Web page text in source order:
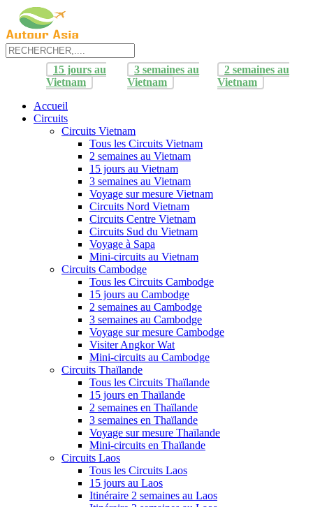
15 jours au
Vietnam
3 semaines au
Vietnam
2 semaines au
Vietnam
Accueil
Circuits
Circuits Vietnam
Tous les Circuits Vietnam
2 semaines au Vietnam
15 jours au Vietnam
3 semaines au Vietnam
Voyage sur mesure Vietnam
Circuits Nord Vietnam
Circuits Centre Vietnam
Circuits Sud du Vietnam
Voyage à Sapa
Mini-circuits au Vietnam
Circuits Cambodge
Tous les Circuits Cambodge
15 jours au Cambodge
2 semaines au Cambodge
3 semaines au Cambodge
Voyage sur mesure Cambodge
Visiter Angkor Wat
Mini-circuits au Cambodge
Circuits Thaïlande
Tous les Circuits Thaïlande
15 jours en Thaïlande
2 semaines en Thaïlande
3 semaines en Thaïlande
Voyage sur mesure Thaïlande
Mini-circuits en Thaïlande
Circuits Laos
Tous les Circuits Laos
15 jours au Laos
Itinéraire 2 semaines au Laos